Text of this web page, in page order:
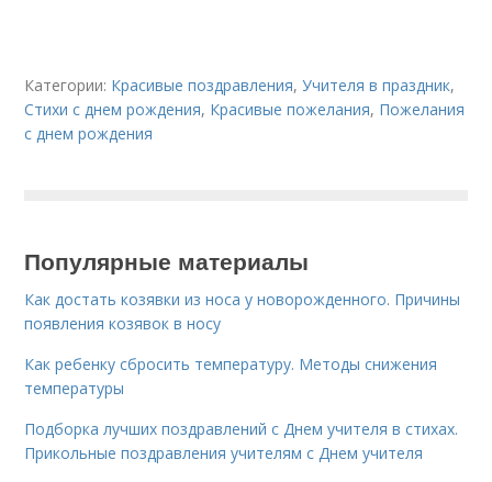
Категории: Красивые поздравления,Учителя в праздник,
Стихи с днем рождения, Красивые пожелания, Пожелания
с днем рождения
Популярные материалы
Как достать козявки из носа у новорожденного. Причины
появления козявок в носу
Как ребенку сбросить температуру. Методы снижения
температуры
Подборка лучших поздравлений с Днем учителя в стихах.
Прикольные поздравления учителям с Днем учителя